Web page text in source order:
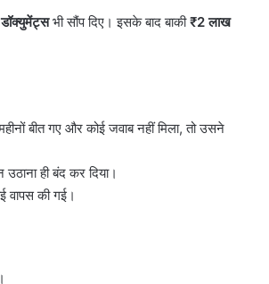
भी सौंप दिए। इसके बाद बाकी₹2लाख
बीत गए और कोई जवाब नहीं मिला, तो उसने
ही बंद कर दिया।
वापस की गई।